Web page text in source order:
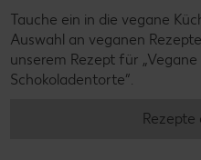
Tauche ein in die vegane
Auswahl an veganen
unserem Rezept für
Schokoladentorte“.
Rezepte